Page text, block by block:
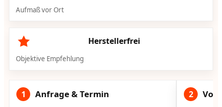
Aufmaß vor Ort
Herstellerfrei
Objektive Empfehlung
1 Anfrage & Termin 2